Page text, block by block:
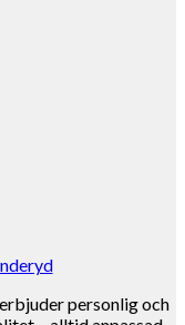
personlig och